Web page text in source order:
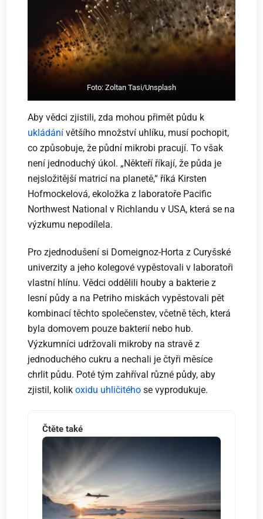
Foto: Zoltan Tasi/Unsplash
Aby vědci zjistili, zda mohou přimět půdu k
ukládání většího množství uhlíku, musí pochopit,
co způsobuje, že půdní mikrobi pracují. To však
není jednoduchý úkol. „Někteří říkají, že půda je
nejsložitější matricí na planetě,“ říká Kirsten
Hofmockelová, ekoložka z laboratoře Pacific
Northwest National v Richlandu v USA, která se na
výzkumu nepodílela.
Pro zjednodušení si Domeignoz-Horta z Curyšské
univerzity a jeho kolegové vypěstovali v laboratoři
vlastní hlínu. Vědci oddělili houby a bakterie z
lesní půdy a na Petriho miskách vypěstovali pět
kombinací těchto společenstev, včetně těch, která
byla domovem pouze bakterií nebo hub.
Výzkumníci udržovali mikroby na stravě z
jednoduchého cukru a nechali je čtyři měsíce
chrlit půdu. Poté tým zahříval různé půdy, aby
zjistil, kolikoxidu uhličitého se vyprodukuje.
Čtěte také